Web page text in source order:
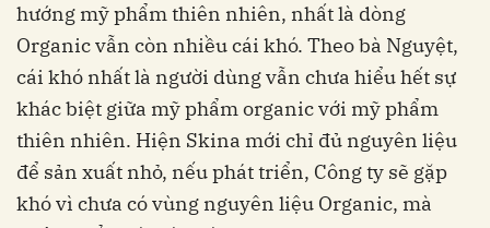
hướng mỹ phẩm thiên nhiên, nhất là dòng
Organic vẫn còn nhiều cái khó. Theo bà Nguyệt,
cái khó nhất là người dùng vẫn chưa hiểu hết sự
khác biệt giữa mỹ phẩm organic với mỹ phẩm
thiên nhiên. Hiện Skina mới chỉ đủ nguyên liệu
để sản xuất nhỏ, nếu phát triển, Công ty sẽ gặp
khó vì chưa có vùng nguyên liệu Organic, mà